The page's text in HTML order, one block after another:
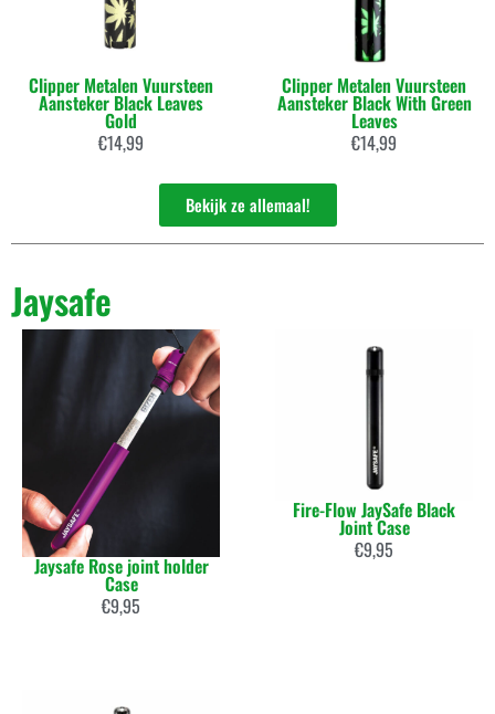
Clipper Metalen Vuursteen
Aansteker Black Leaves
Gold
€14,99
Clipper Metalen Vuursteen
Aansteker Black With Green
Leaves
€14,99
Bekijk ze allemaal!
Jaysafe
Jaysafe Rose joint holder
Case
€9,95
Fire-Flow JaySafe Black
Joint Case
€9,95